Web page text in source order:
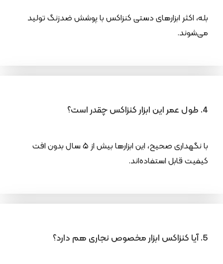
بله، اکثر ابزارهای دستی کنزاکس با پوشش ضدزنگ تولید
می‌شوند.
4. طول عمر این ابزار کنزاکس چقدر است؟
با نگهداری صحیح، این ابزارها بیش از ۵ سال بدون افت
کیفیت قابل استفاده‌اند.
5. آیا کنزاکس ابزار مخصوص نجاری هم دارد؟